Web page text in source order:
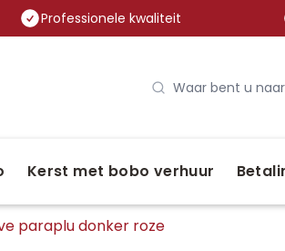
Professionele kwaliteit
Kerst met bobo verhuur
paraplu donker roze